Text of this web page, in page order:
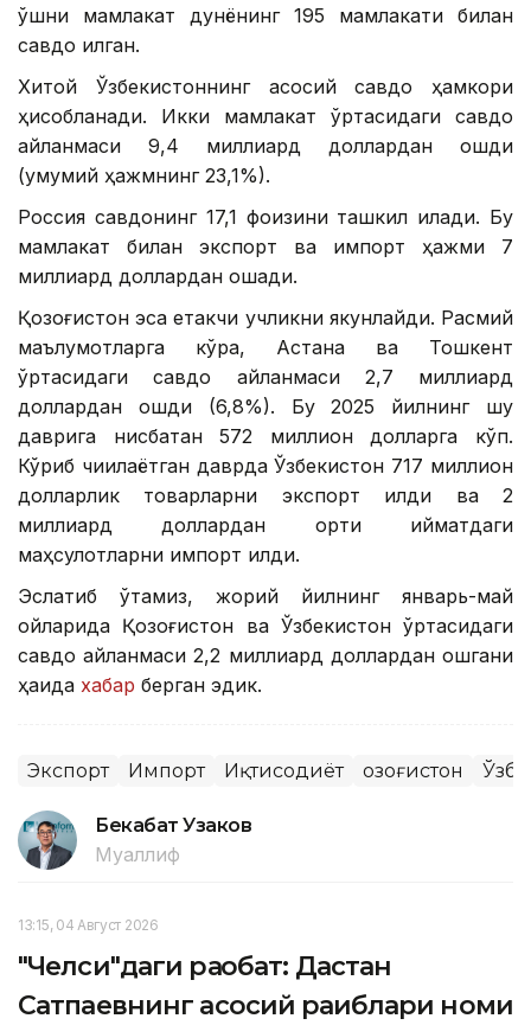
қўшни мамлакат дунёнинг 195 мамлакати билан
савдо қилган.
Хитой Ўзбекистоннинг асосий савдо ҳамкори
ҳисобланади. Икки мамлакат ўртасидаги савдо
айланмаси 9,4 миллиард доллардан ошди
(умумий ҳажмнинг 23,1%).
Россия савдонинг 17,1 фоизини ташкил қилади. Бу
мамлакат билан экспорт ва импорт ҳажми 7
миллиард доллардан ошади.
Қозоғистон эса етакчи учликни якунлайди. Расмий
маълумотларга кўра, Астана ва Тошкент
ўртасидаги савдо айланмаси 2,7 миллиард
доллардан ошди (6,8%). Бу 2025 йилнинг шу
даврига нисбатан 572 миллион долларга кўп.
Кўриб чиқилаётган даврда Ўзбекистон 717 миллион
долларлик товарларни экспорт қилди ва 2
миллиард доллардан ортиқ қийматдаги
маҳсулотларни импорт қилди.
Эслатиб ўтамиз, жорий йилнинг январь-май
ойларида Қозоғистон ва Ўзбекистон ўртасидаги
савдо айланмаси 2,2 миллиард доллардан ошгани
ҳақида хабар берган эдик.
Экспорт Импорт Иқтисодиёт Қозоғистон
Бекабат Узаков
Муаллиф
13:15, 04 Август 2026
"Челси"даги рақобат: Дастан
Сатпаевнинг асосий рақиблари номи